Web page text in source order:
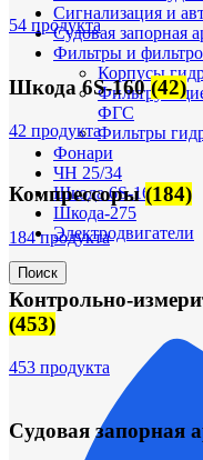
Сигнализация и
Судовая запорная
Фильтры и
Корпусы
ФГС
Фильтры
Фонари
ЧН 25/34
Шкода 6S-160
Шкода-275
Электродвигатели
Поиск
54 продукта
Шкода 6S-160(42)
42 продукта
Компрессоры(184)
184 продукта
Контрольно-
(453)
453 продукта
Судовая запорная